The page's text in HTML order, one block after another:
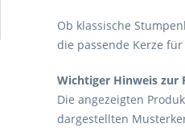
Ob klassische
die passende Kerze
Wichtiger Hinweis zur
Die angezeigten
dargestellten